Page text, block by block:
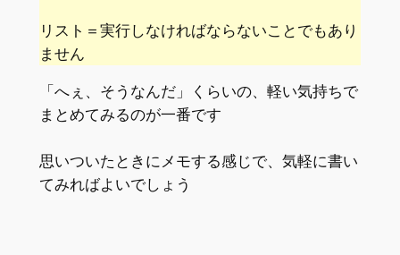
リスト＝実行しなければならないことでもあり
ません
「へぇ、そうなんだ」くらいの、軽い気持ちで
まとめてみるのが一番です
思いついたときにメモする感じで、気軽に書い
てみればよいでしょう